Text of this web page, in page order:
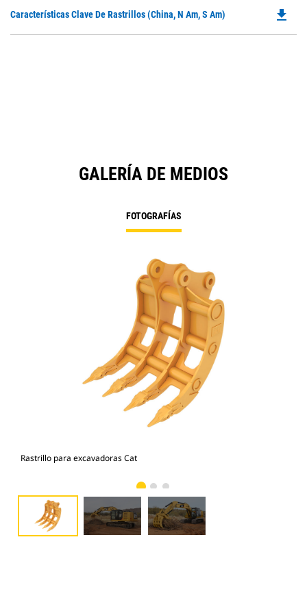
a
Características Clave De Rastrillos (China, N Am, S Am) file_download
GALERÍA DE MEDIOS
FOTOGRAFÍAS
Rastrillo para excavadoras Cat